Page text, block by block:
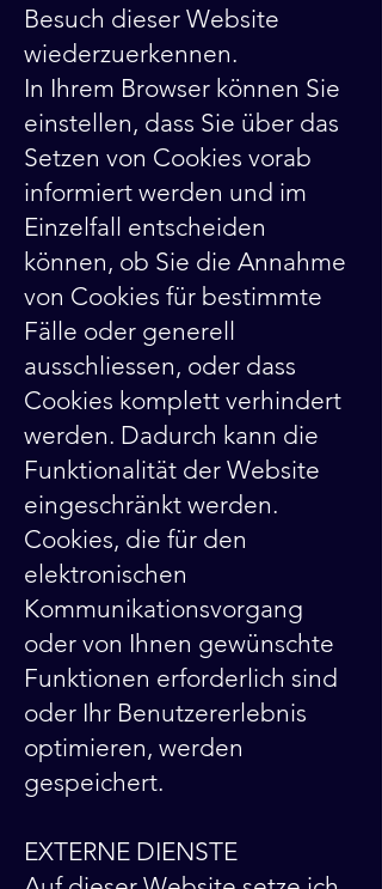
Besuch dieser Website
wiederzuerkennen.
In Ihrem Browser können Sie
einstellen, dass Sie über das
Setzen von Cookies vorab
informiert werden und im
Einzelfall entscheiden
können, ob Sie die Annahme
von Cookies für bestimmte
Fälle oder generell
ausschliessen, oder dass
Cookies komplett verhindert
werden. Dadurch kann die
Funktionalität der Website
eingeschränkt werden.
Cookies, die für den
elektronischen
Kommunikationsvorgang
oder von Ihnen gewünschte
Funktionen erforderlich sind
oder Ihr Benutzererlebnis
optimieren, werden
gespeichert.
EXTERNE DIENSTE